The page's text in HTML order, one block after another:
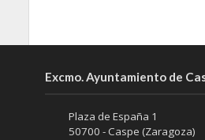
Excmo. Ayuntamiento de
Plaza de España 1
50700 - Caspe (Zaragoza)